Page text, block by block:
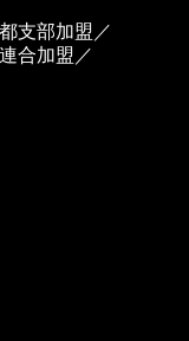
支部加盟／
合加盟／